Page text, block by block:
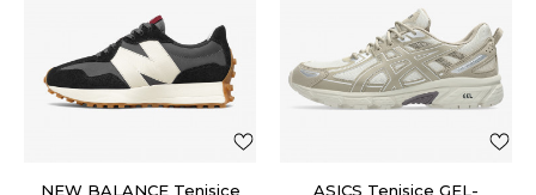
NEW BALANCE Tenisice
ASICS Tenisice GEL-